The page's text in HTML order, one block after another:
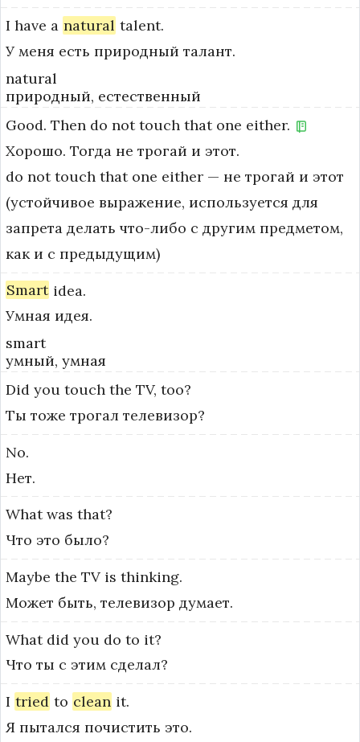
I have a natural talent.
У меня есть природный талант.
natural
природный, естественный
Good. Then do not touch that one either.
Хорошо. Тогда не трогай и этот.
do not touch that one either — не трогай и этот
(устойчивое выражение, используется для
запрета делать что-либо с другим предметом,
как и с предыдущим)
Smart idea.
Умная идея.
smart
умный, умная
Did you touch the TV, too?
Ты тоже трогал телевизор?
No.
Нет.
What was that?
Что это было?
Maybe the TV is thinking.
Может быть, телевизор думает.
What did you do to it?
Что ты с этим сделал?
I tried to clean it.
Я пытался почистить это.